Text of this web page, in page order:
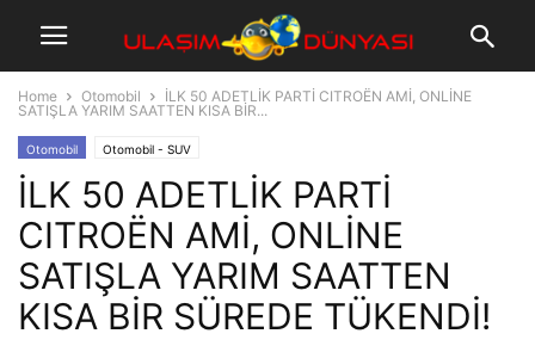
Home Otomobil
İLK 50 ADETLİK PARTİ CITROËN AMİ, ONLİNE
SATIŞLA YARIM SAATTEN KISA BİR...
Otomobil Otomobil - SUV
İLK 50 ADETLİK PARTİ
CITROËN AMİ, ONLİNE
SATIŞLA YARIM SAATTEN
KISA BİR SÜREDE TÜKENDİ!